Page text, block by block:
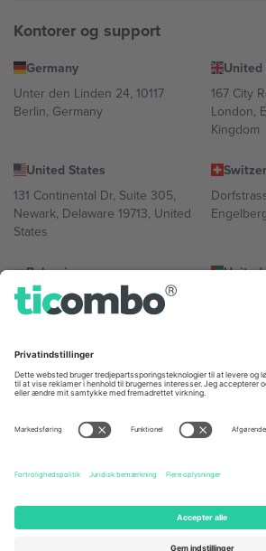
Kontorer og support
Germany
Unter den Linden 24, 10117
Berlin, Germany
United
167 City
London,
Kingdom
United States
131 Continental Dr, Suite 305,
Newark, Delaware 19713, United
States
Bulgaria
Regus Sofia City West, bul
Totleben 53-55, 1606 Sofia,
United
UAE
Mexico
Av Chapultepec 360, Roma
Norte, Cuauhtémoc, 06700
Ciudad de México, CDMX,
sted, begivenhed og/eller domæne. For
begivenhedsside, tryk og vilkår.,Virksomhed
Ticombo. Alle rettigheder forbeholdes.